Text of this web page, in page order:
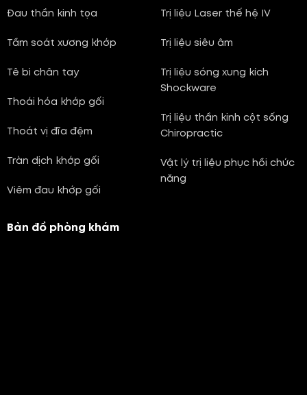
Đau thần kinh tọa
Tầm soát xương khớp
Tê bì chân tay
Thoái hóa khớp gối
Thoát vị đĩa đệm
Tràn dịch khớp gối
Viêm đau khớp gối
Trị liệu Laser thế hệ IV
Trị liệu siêu âm
Trị liệu sóng xung kích
Shockware
Trị liệu thần kinh cột sống
Chiropractic
Vật lý trị liệu phục hồi chức
năng
Bản đồ phòng khám